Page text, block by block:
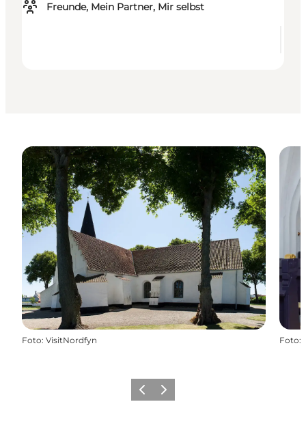
Freunde, Mein Partner, Mir selbst
Foto: VisitNordfyn Foto:
Vorherige Folie
Nächste Folie